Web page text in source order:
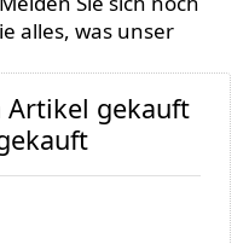
alles, was unser
Artikel gekauft